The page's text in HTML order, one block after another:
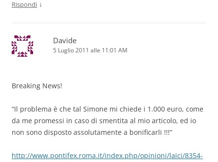
Rispondi ↓
Davide
5 Luglio 2011 alle 11:01 AM
Breaking News!
“Il problema è che tal Simone mi chiede i 1.000 euro, come
da me promessi in caso di smentita al mio articolo, ed io
non sono disposto assolutamente a bonificarli !!!”
http://www.pontifex.roma.it/index.php/opinioni/laici/8354-